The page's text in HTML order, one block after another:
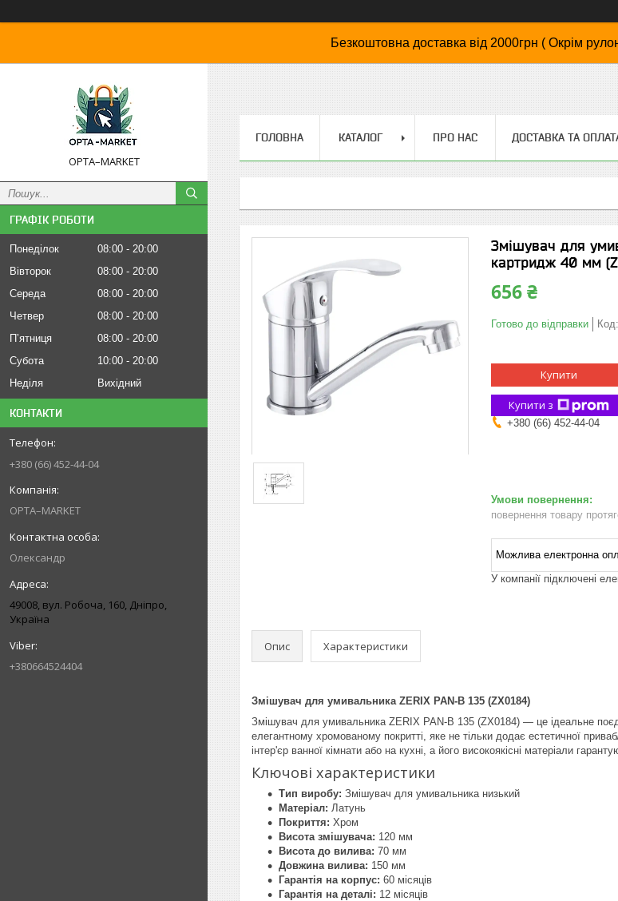
Безкоштовна доставка від 2000грн ( Окрім
OPTA–MARKET
ГРАФІК РОБОТИ
Понеділок 08:00
20:00
Вівторок
08:00
20:00
Середа
08:00
20:00
Четвер
08:00
20:00
Пʼятниця
08:00
20:00
Субота
10:00
20:00
Неділя
Вихідний
КОНТАКТИ
+380 (66) 452-44-04
OPTA–MARKET
Олександр
49008, вул. Робоча, 160, Дніпро,
Україна
+380664524404
ГОЛОВНА КАТАЛОГ ПРО НАС ДОСТАВКА ТА
Змішувач для
картридж 40 мм
656 ₴
Готово до відправки Код:
Купити
Купити з
+380 (66) 452-44-04
повернення товару
У компанії підключені
Опис Характеристики
Змішувач для умивальника ZERIX PAN-B 135 (ZX0184)
Змішувач для умивальника ZERIX PAN-B 135 (ZX0184) — це ідеальне
елегантному хромованому покритті, яке не тільки додає естетичної
інтер'єр ванної кімнати або на кухні, а його високоякісні матеріали
Ключові характеристики
Тип виробу: Змішувач для умивальника низький
Матеріал: Латунь
Покриття: Хром
Висота змішувача: 120 мм
Висота до вилива: 70 мм
Довжина вилива: 150 мм
Гарантія на корпус: 60 місяців
Гарантія на деталі: 12 місяців